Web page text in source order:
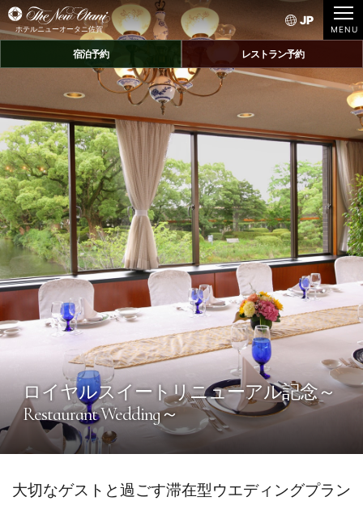
ホテルニューオータニ佐賀
JP
宿泊予約 レストラン予約
ロイヤルスイートリニューアル記念～
Restaurant Wedding～
大切なゲストと過ごす滞在型ウエディングプラン